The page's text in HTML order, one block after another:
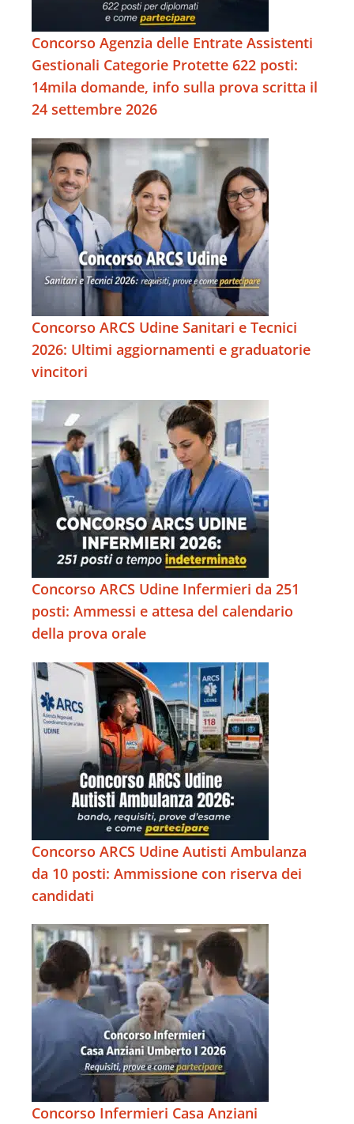
Concorso Agenzia delle Entrate Assistenti
Gestionali Categorie Protette 622 posti:
14mila domande, info sulla prova scritta il
24 settembre 2026
Concorso ARCS Udine Sanitari e Tecnici
2026: Ultimi aggiornamenti e graduatorie
vincitori
Concorso ARCS Udine Infermieri da 251
posti: Ammessi e attesa del calendario
della prova orale
Concorso ARCS Udine Autisti Ambulanza
da 10 posti: Ammissione con riserva dei
candidati
Concorso Infermieri Casa Anziani